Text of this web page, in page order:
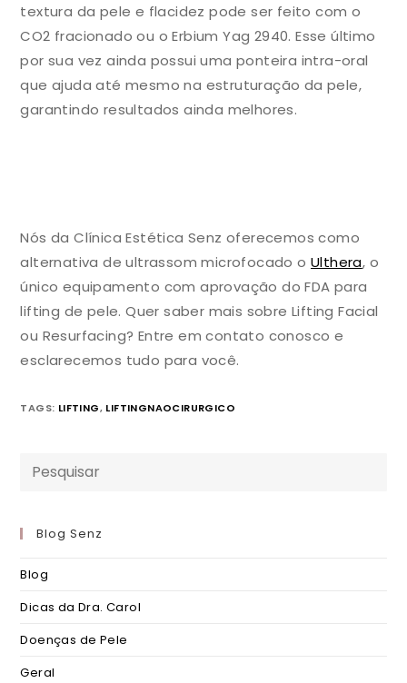
textura da pele e flacidez pode ser feito com o
CO2 fracionado ou o Erbium Yag 2940. Esse último
por sua vez ainda possui uma ponteira intra-oral
que ajuda até mesmo na estruturação da pele,
garantindo resultados ainda melhores.
Nós da Clínica Estética Senz oferecemos como
alternativa de ultrassom microfocado oUlthera, o
único equipamento com aprovação do FDA para
lifting de pele. Quer saber mais sobre Lifting Facial
ou Resurfacing? Entre em contato conosco e
esclarecemos tudo para você.
TAGS: LIFTING, LIFTINGNAOCIRURGICO
Blog Senz
Blog
Dicas da Dra. Carol
Doenças de Pele
Geral